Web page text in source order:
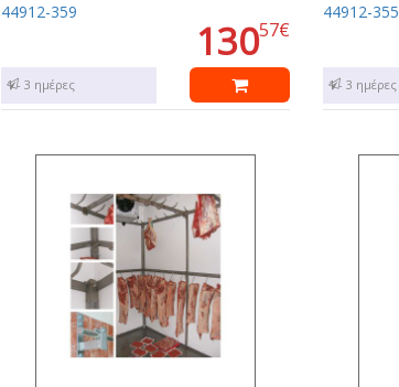
44912-359
13057€
1 - 3 ημέρες
44912-355
1 - 3 ημέρες